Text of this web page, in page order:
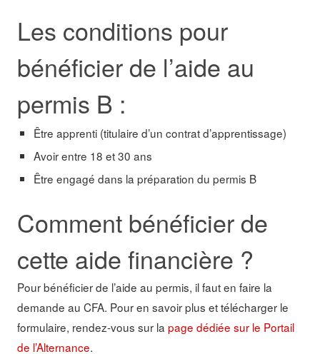
Les conditions pour
bénéficier de l’aide au
permis B :
Être apprenti (titulaire d’un contrat d’apprentissage)
Avoir entre 18 et 30 ans
Être engagé dans la préparation du permis B
Comment bénéficier de
cette aide financière ?
Pour bénéficier de l’aide au permis, il faut en faire la
demande au CFA. Pour en savoir plus et télécharger le
formulaire, rendez-vous sur la page dédiée sur le Portail
de l’Alternance.